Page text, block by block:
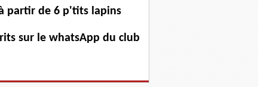
partir de 6 p'tits lapins
sur le whatsApp du club